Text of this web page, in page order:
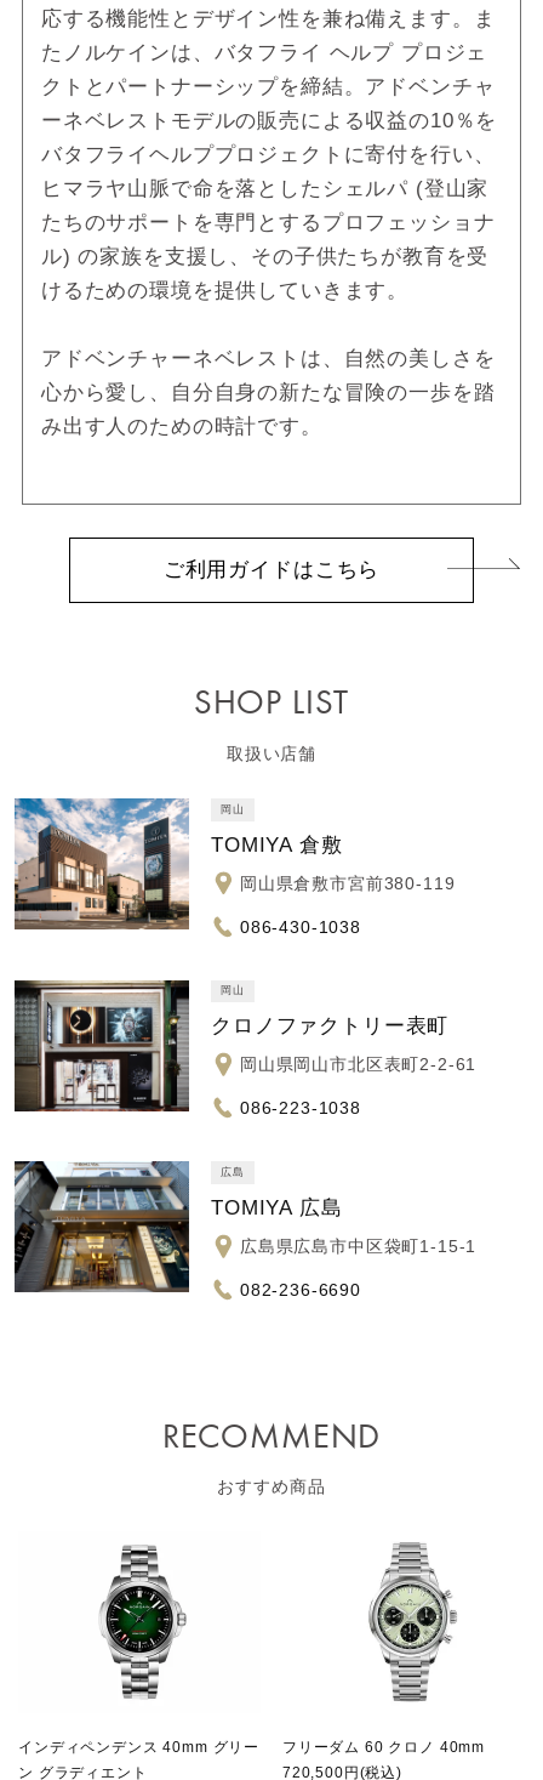
応する機能性とデザイン性を兼ね備えます。ま
たノルケインは、バタフライ ヘルプ プロジェ
クトとパートナーシップを締結。アドベンチャ
ーネベレストモデルの販売による収益の10％を
バタフライヘルププロジェクトに寄付を行い、
ヒマラヤ山脈で命を落としたシェルパ (登山家
たちのサポートを専門とするプロフェッショナ
ル) の家族を支援し、その子供たちが教育を受
けるための環境を提供していきます。
アドベンチャーネベレストは、自然の美しさを
心から愛し、自分自身の新たな冒険の一歩を踏
み出す人のための時計です。
ご利用ガイドはこちら
SHOP LIST
取扱い店舗
岡山
TOMIYA 倉敷
岡山県倉敷市宮前380-119
086-430-1038
岡山
クロノファクトリー表町
岡山県岡山市北区表町2-2-61
086-223-1038
広島
TOMIYA 広島
広島県広島市中区袋町1-15-1
082-236-6690
RECOMMEND
おすすめ商品
インディペンデンス 40mm グリー
ン グラディエント
フリーダム 60 クロノ 40mm
720,500円(税込)